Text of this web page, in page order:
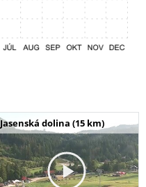
Jasenská dolina (15 km)